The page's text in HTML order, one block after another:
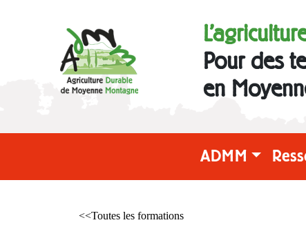
Pour des
en
ADMM
<<Toutes les formations